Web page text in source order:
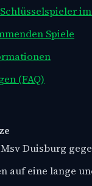
Spiele
(FAQ)
Duisburg
auf eine lange